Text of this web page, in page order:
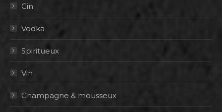
Gin
Vodka
Spiritueux
Vin
Champagne & mousseux